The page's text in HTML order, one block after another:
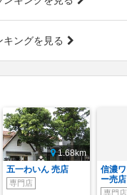
ングを見る
1.68km
五一わいん 売店
専門店
信濃
ー売店
専門店